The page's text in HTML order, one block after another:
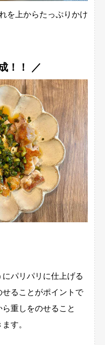
を上からたっぷりかけ
！！ ／
パリパリに仕上げる
ることがポイントで
重しをのせること
す。